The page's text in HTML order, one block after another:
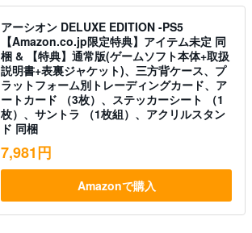
アーシオン DELUXE EDITION -PS5
【Amazon.co.jp限定特典】アイテム未定 同
梱 & 【特典】通常版(ゲームソフト本体+取扱
説明書+表裏ジャケット)、三方背ケース、プ
ラットフォーム別トレーディングカード、ア
ートカード （3枚）、ステッカーシート （1
枚）、サントラ （1枚組）、アクリルスタン
ド 同梱
7,981円
Amazonで購入